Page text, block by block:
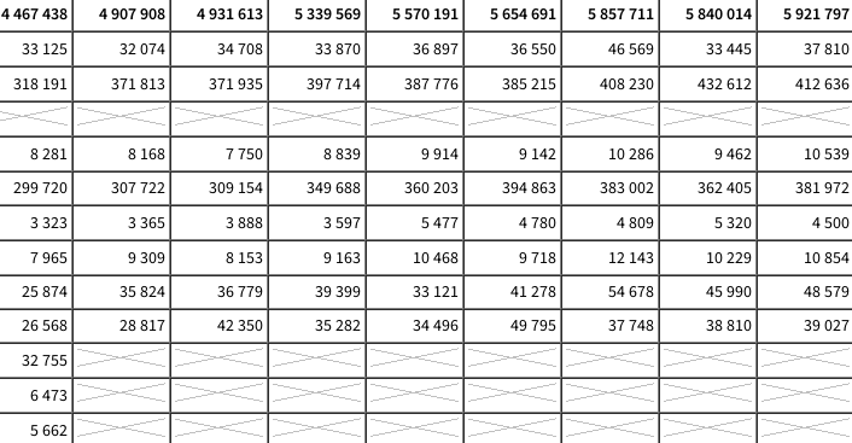
4 467 438 4 907 908 4 931 613 5 339 569 5 570 191 5 654 691 5 857 711 5 840 014
5 921 797
33 125 32 074 34 708 33 870 36 897 36 550 46 569 33 445
37 810
318 191 371 813 371 935 397 714 387 776 385 215 408 230 432 612
412 636
8 281 8 168 7 750 8 839 9 914 9 142 10 286 9 462
10 539
299 720 307 722 309 154 349 688 360 203 394 863 383 002 362 405
381 972
3 323 3 365 3 888 3 597 5 477 4 780 4 809 5 320
4 500
7 965 9 309 8 153 9 163 10 468 9 718 12 143 10 229
10 854
25 874 35 824 36 779 39 399 33 121 41 278 54 678 45 990
48 579
26 568 28 817 42 350 35 282 34 496 49 795 37 748 38 810
39 027
32 755
6 473
5 662